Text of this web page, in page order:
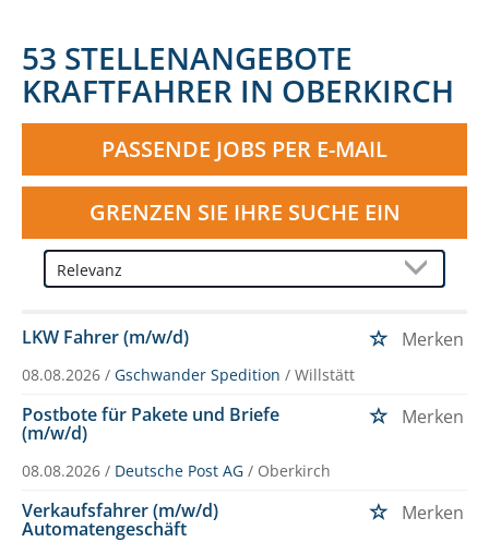
53 STELLENANGEBOTE
KRAFTFAHRER IN OBERKIRCH
PASSENDE JOBS PER E-MAIL
GRENZEN SIE IHRE SUCHE EIN
LKW Fahrer (m/w/d) Merken
08.08.2026 / Gschwander Spedition / Willstätt
Postbote für Pakete und Briefe
(m/w/d)
Merken
08.08.2026 / Deutsche Post AG / Oberkirch
Verkaufsfahrer (m/w/d)
Automatengeschäft
Merken